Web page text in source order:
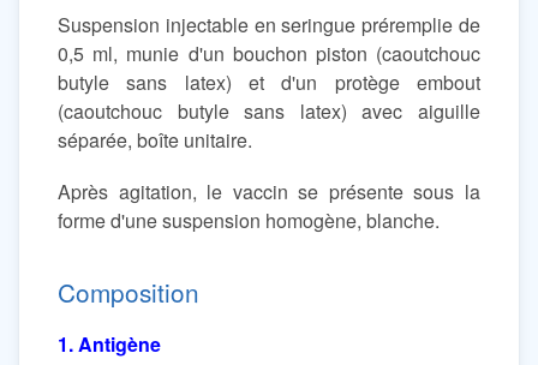
Suspension injectable en seringue préremplie de
0,5 ml, munie d'un bouchon piston (caoutchouc
butyle sans latex) et d'un protège embout
(caoutchouc butyle sans latex) avec aiguille
séparée, boîte unitaire.
Après agitation, le vaccin se présente sous la
forme d'une suspension homogène, blanche.
Composition
1. Antigène